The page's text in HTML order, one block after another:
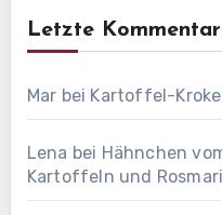
Letzte
Mar bei Kartoffel-
Lena bei Hähnchen
Kartoffeln und